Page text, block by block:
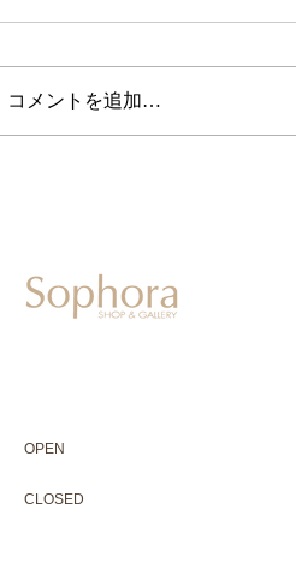
コメントを追加…
OPEN
CLOSED